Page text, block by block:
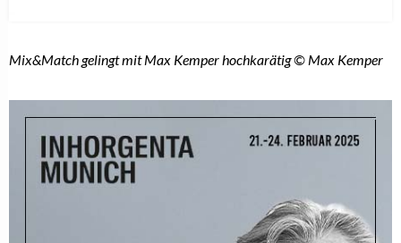
Mix&Match gelingt mit Max Kemper hochkarätig © Max Kemper